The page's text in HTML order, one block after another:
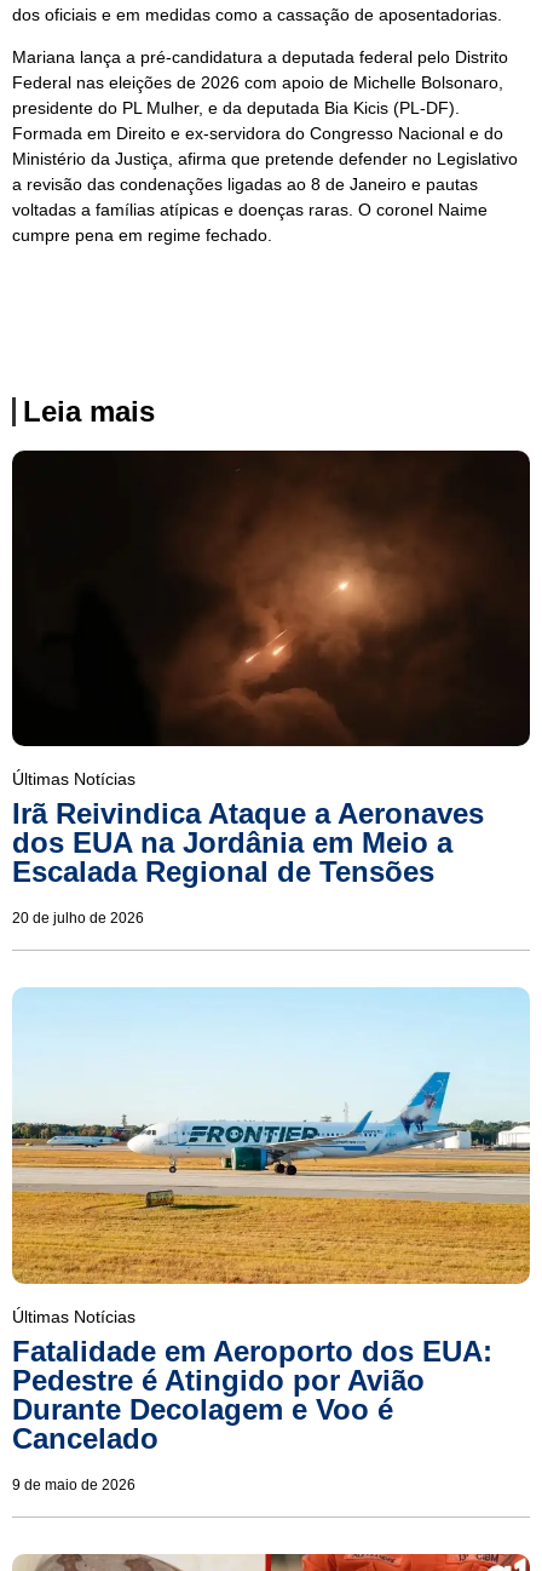
dos oficiais e em medidas como a cassação de aposentadorias.
Mariana lança a pré-candidatura a deputada federal pelo Distrito
Federal nas eleições de 2026 com apoio de Michelle Bolsonaro,
presidente do PL Mulher, e da deputada Bia Kicis (PL-DF).
Formada em Direito e ex-servidora do Congresso Nacional e do
Ministério da Justiça, afirma que pretende defender no Legislativo
a revisão das condenações ligadas ao 8 de Janeiro e pautas
voltadas a famílias atípicas e doenças raras. O coronel Naime
cumpre pena em regime fechado.
Leia mais
Últimas Notícias
Irã Reivindica Ataque a Aeronaves
dos EUA na Jordânia em Meio a
Escalada Regional de Tensões
20 de julho de 2026
Últimas Notícias
Fatalidade em Aeroporto dos EUA:
Pedestre é Atingido por Avião
Durante Decolagem e Voo é
Cancelado
9 de maio de 2026